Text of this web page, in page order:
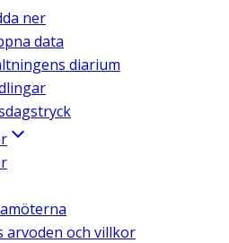
ner
data
diarium
arvoden och villkor